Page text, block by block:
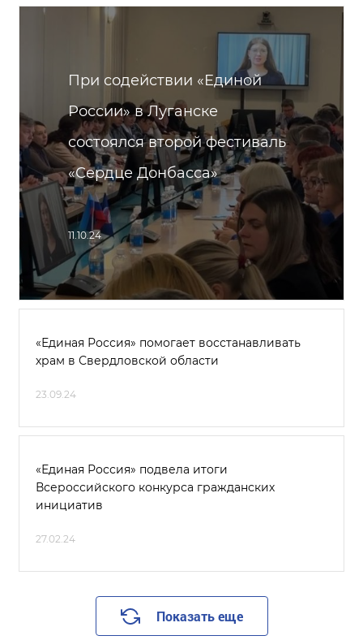
При содействии «Единой
России» в Луганске
состоялся второй фестиваль
«Сердце Донбасса»
11.10.24
«Единая Россия» помогает восстанавливать
храм в Свердловской области
23.09.24
«Единая Россия» подвела итоги
Всероссийского конкурса гражданских
инициатив
27.02.24
Показать еще